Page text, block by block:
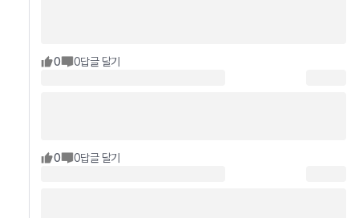
0 0답글 달기
0 0답글 달기